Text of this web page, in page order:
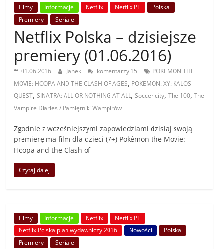
Filmy Informacje Netflix Netflix PL
Polska
Premiery
Seriale
Netflix Polska – dzisiejsze
premiery (01.06.2016)
01.06.2016 Janek komentarzy 15
POKEMON THE
MOVIE: HOOPA AND THE CLASH OF AGES, POKEMON: XY: KALOS
QUEST,SINATRA: ALL OR NOTHING AT ALL,Soccer city,The 100,The
Vampire Diaries / Pamiętniki Wampirów
Zgodnie z wcześniejszymi zapowiedziami dzisiaj swoją
premierę ma film dla dzieci (7+) Pokémon the Movie:
Hoopa and the Clash of
Czytaj dalej
Filmy Informacje Netflix
Netflix PL
Netflix Polska plan wydawniczy 2016
Nowości
Polska
Premiery
Seriale